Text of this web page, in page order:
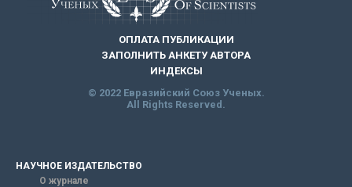
ОПЛАТА ПУБЛИКАЦИИ
ЗАПОЛНИТЬ АНКЕТУ АВТОРА
ИНДЕКСЫ
© 2022 Евразийский Союз Ученых.
All Rights Reserved.
НАУЧНОЕ ИЗДАТЕЛЬСТВО
О журнале